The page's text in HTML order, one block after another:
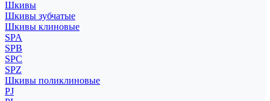
Шкивы
Шкивы зубчатые
Шкивы клиновые
SPA
SPB
SPC
SPZ
Шкивы поликлиновые
PJ